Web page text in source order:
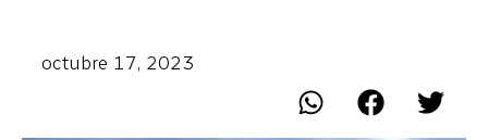
octubre 17, 2023